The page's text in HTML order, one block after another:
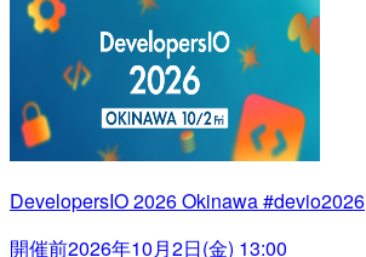
DevelopersIO 2026 Okinawa #devio2026
開催前2026年10月2日(金) 13:00